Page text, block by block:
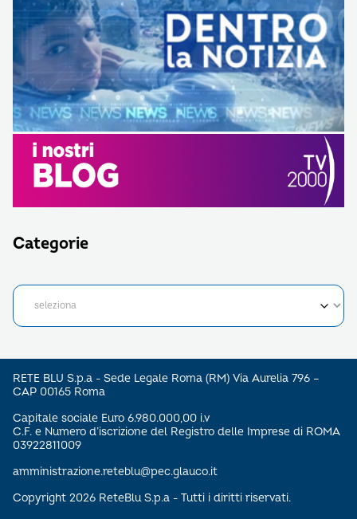
Categorie
RETE BLU S.p.a - Sede Legale Roma (RM) Via Aurelia 796 –
CAP 00165 Roma
Capitale sociale Euro 6.980.000,00 i.v
C.F. e Numero d’iscrizione del Registro delle Imprese di ROMA
03922811009
amministrazione.reteblu@pec.glauco.it
Copyright 2026 ReteBlu S.p.a - Tutti i diritti riservati.